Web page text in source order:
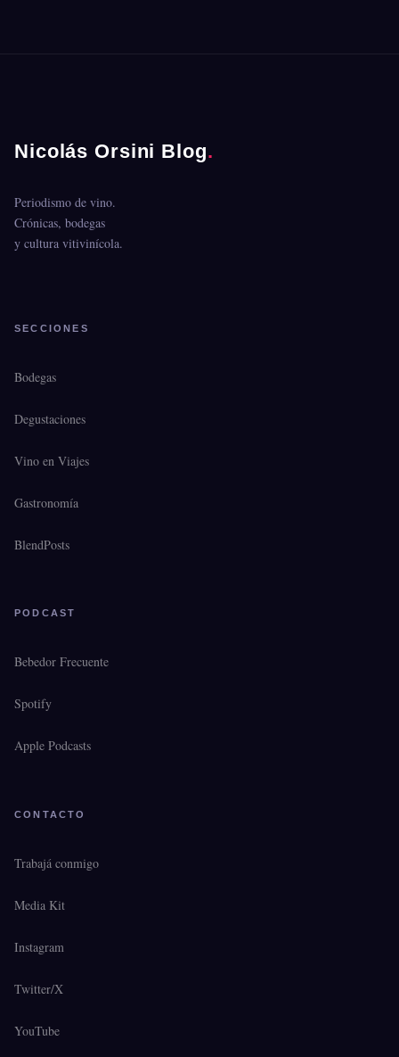
Nicolás Orsini Blog.
Periodismo de vino.
Crónicas, bodegas
y cultura vitivinícola.
SECCIONES
Bodegas
Degustaciones
Vino en Viajes
Gastronomía
BlendPosts
PODCAST
Bebedor Frecuente
Spotify
Apple Podcasts
CONTACTO
Trabajá conmigo
Media Kit
Instagram
Twitter/X
YouTube